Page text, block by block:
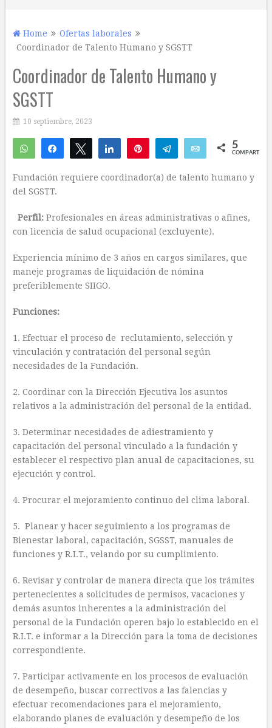
Home
Ofertas laborales
Coordinador de Talento Humano y SGSTT
Coordinador de Talento Humano y
SGSTT
10 septiembre, 2023
WhatsAppCompartirTwittear Compartir Telegram Email 5
COMPARTIR
Fundación requiere coordinador(a) de talento humano y
del SGSTT.
Perfil: Profesionales en áreas administrativas o afines,
con licencia de salud ocupacional (excluyente).
Experiencia mínimo de 3 años en cargos similares, que
maneje programas de liquidación de nómina
preferiblemente SIIGO.
Funciones:
1. Efectuar el proceso de reclutamiento, selección y
vinculación y contratación del personal según
necesidades de la Fundación.
2. Coordinar con la Dirección Ejecutiva los asuntos
relativos a la administración del personal de la entidad.
3. Determinar necesidades de adiestramiento y
capacitación del personal vinculado a la fundación y
establecer el respectivo plan anual de capacitaciones, su
ejecución y control.
4. Procurar el mejoramiento continuo del clima laboral.
5. Planear y hacer seguimiento a los programas de
Bienestar laboral, capacitación, SGSST, manuales de
funciones y R.I.T., velando por su cumplimiento.
6. Revisar y controlar de manera directa que los trámites
pertenecientes a solicitudes de permisos, vacaciones y
demás asuntos inherentes a la administración del
personal de la Fundación operen bajo lo establecido en el
R.I.T. e informar a la Dirección para la toma de decisiones
correspondiente.
7. Participar activamente en los procesos de evaluación
de desempeño, buscar correctivos a las falencias y
efectuar recomendaciones para el mejoramiento,
elaborando planes de evaluación y desempeño de los